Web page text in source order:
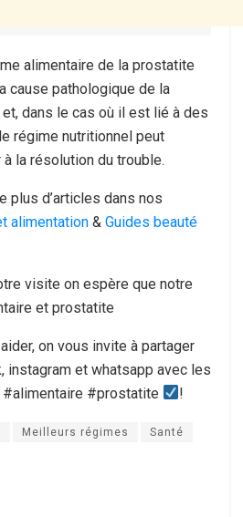
alimentaire de la prostatite
cause pathologique de la
dans le cas où il est lié à des
régime nutritionnel peut
la résolution du trouble.
plus d’articles dans nos
alimentation & Guides beauté
visite on espère que notre
et prostatite
on vous invite à partager
instagram et whatsapp avec les
#prostatite !
Meilleurs régimes Santé